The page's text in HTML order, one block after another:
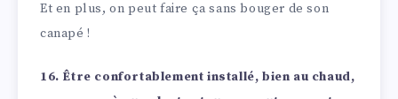
Et en plus, on peut faire ça sans bouger de son
canapé !
16. Être confortablement installé, bien au chaud,